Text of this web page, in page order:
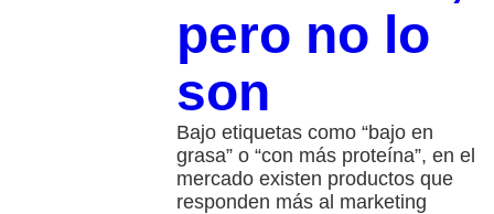
pero no lo
son
Bajo etiquetas como “bajo en
grasa” o “con más proteína”, en el
mercado existen productos que
responden más al marketing